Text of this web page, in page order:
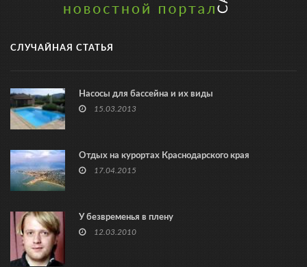
СЛУЧАЙНАЯ СТАТЬЯ
Насосы для бассейна и их виды
15.03.2013
Отдых на курортах Краснодарского края
17.04.2015
У безвременья в плену
12.03.2010